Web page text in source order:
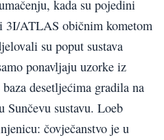
kada su pojedini
3I/ATLAS običnim kometom
su poput sustava
ponavljaju uzorke iz
desetljećima gradila na
Sunčevu sustavu. Loeb
čovječanstvo je u